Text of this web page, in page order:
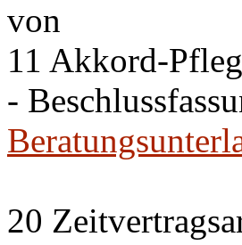
von
11 Akkord-
-
20